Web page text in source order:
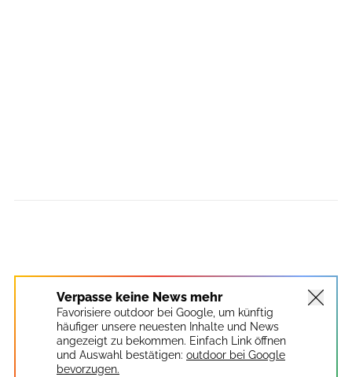
Verpasse keine News mehr
Favorisiere outdoor bei Google, um künftig
häufiger unsere neuesten Inhalte und News
angezeigt zu bekommen. Einfach Link öffnen
und Auswahl bestätigen: outdoor bei Google
bevorzugen.